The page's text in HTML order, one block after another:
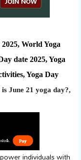
World Yoga
date 2025, Yoga
Yoga Day
June 21 yoga day?,
individuals with